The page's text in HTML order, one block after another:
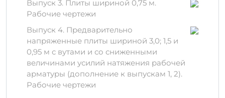
водонепроницаемости.
Преимущества изделия
Долговечность и высокая прочность.
Небольшой вес, что упрощает монтаж
и транспортировку.
Совместимость с
различнымиConstruction материали.
Выпуск 3. Плиты шириной 0,75 м.
Рабочие чертежи
Выпуск 4. Предварительно
напряженные плиты шириной 3,0; 1,5 и
0,95 м с вутами и со сниженными
величинами усилий натяжения рабочей
арматуры (дополнение к выпускам 1, 2).
Рабочие чертежи